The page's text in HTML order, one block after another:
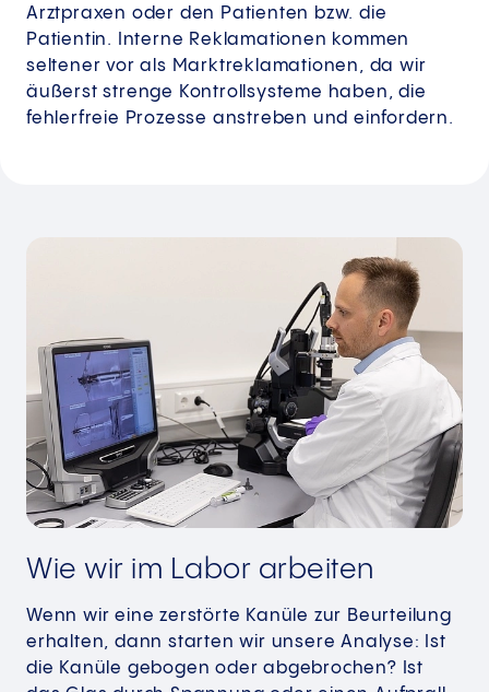
Arztpraxen oder den Patienten bzw. die
Patientin. Interne Reklamationen kommen
seltener vor als Marktreklamationen, da wir
äußerst strenge Kontrollsysteme haben, die
fehlerfreie Prozesse anstreben und einfordern.
Wie wir im Labor arbeiten
Wenn wir eine zerstörte Kanüle zur Beurteilung
erhalten, dann starten wir unsere Analyse: Ist
die Kanüle gebogen oder abgebrochen? Ist